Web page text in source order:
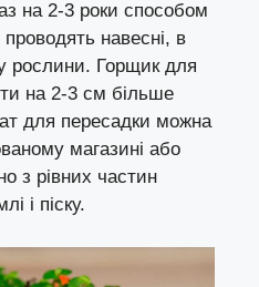
на 2-3 роки способом
навесні, в
рослини. Горщик для
на 2-3 см більше
для пересадки можна
магазині або
з рівних частин
і піску.